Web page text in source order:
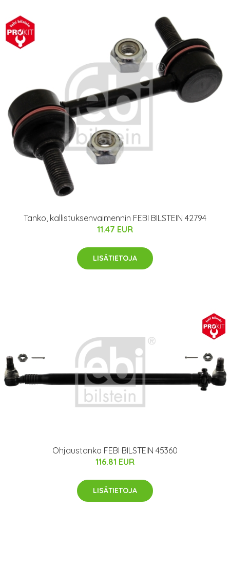
Tanko, kallistuksenvaimennin FEBI BILSTEIN 42794
11.47 EUR
LISÄTIETOJA
Ohjaustanko FEBI BILSTEIN 45360
116.81 EUR
LISÄTIETOJA